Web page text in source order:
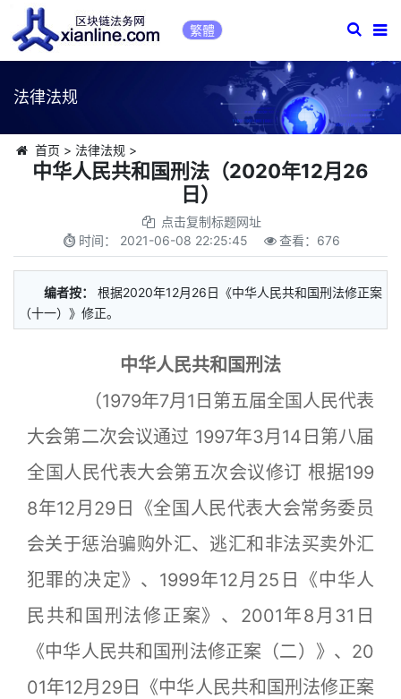
繁體
法律法规
首页 > 法律法规 >
中华人民共和国刑法（2020年12月26
日）
点击复制标题网址
时间： 2021-06-08 22:25:45 查看： 676
编者按：
根据2020年12月26日《中华人民共和国刑法修正案
（十一）》修正。
中华人民共和国刑法
（1979年7月1日第五届全国人民代表
大会第二次会议通过 1997年3月14日第八届
全国人民代表大会第五次会议修订 根据199
8年12月29日《全国人民代表大会常务委员
会关于惩治骗购外汇、逃汇和非法买卖外汇
犯罪的决定》、1999年12月25日《中华人
民共和国刑法修正案》、2001年8月31日
《中华人民共和国刑法修正案（二）》、20
01年12月29日《中华人民共和国刑法修正案